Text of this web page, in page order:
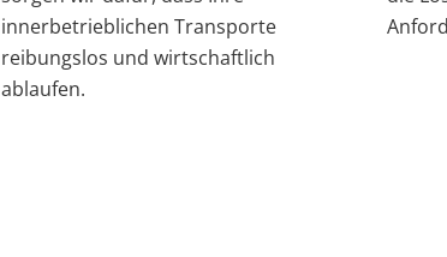
innerbetrieblichen Transporte
reibungslos und wirtschaftlich
ablaufen.